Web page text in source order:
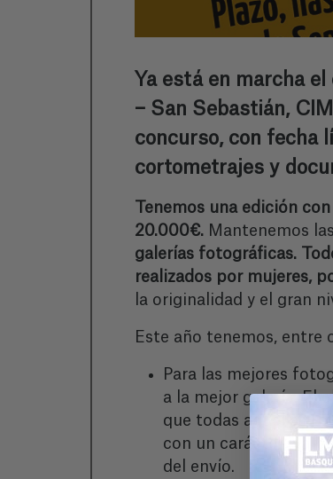
Ya está en marcha
– San Sebastián,
concurso, con fecha
cortometrajes y
Tenemos una edición
20.000€. Mantenemos
galerías fotográficas.
realizados por mujeres,
la originalidad y el gran
Este año tenemos, entre
Para las mejores
a la mejor galería. El
que todas aquellas
con un carácter claro
del envío.